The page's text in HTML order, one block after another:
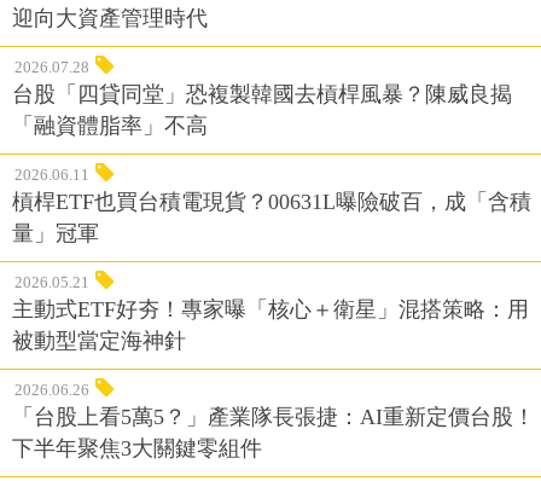
迎向大資產管理時代
2026.07.28
台股「四貸同堂」恐複製韓國去槓桿風暴？陳威良揭
「融資體脂率」不高
2026.06.11
槓桿ETF也買台積電現貨？00631L曝險破百，成「含積
量」冠軍
2026.05.21
主動式ETF好夯！專家曝「核心＋衛星」混搭策略：用
被動型當定海神針
2026.06.26
「台股上看5萬5？」產業隊長張捷：AI重新定價台股！
下半年聚焦3大關鍵零組件